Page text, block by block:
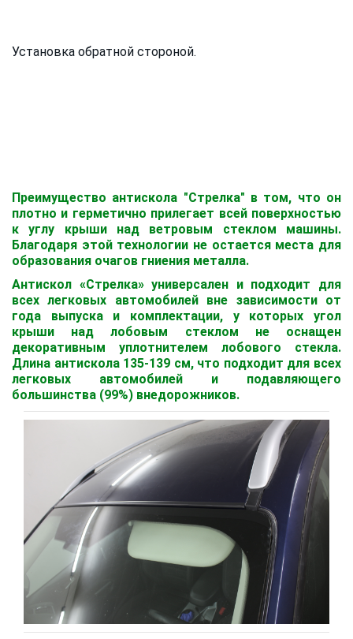
Установка обратной стороной.
Преимущество антискола "Стрелка" в том, что он
плотно и герметично прилегает всей поверхностью
к углу крыши над ветровым стеклом машины.
Благодаря этой технологии не остается места для
образования очагов гниения металла.
Антискол «Стрелка» универсален и подходит для
всех легковых автомобилей вне зависимости от
года выпуска и комплектации, у которых угол
крыши над лобовым стеклом не оснащен
декоративным уплотнителем лобового стекла.
Длина антискола 135-139 см, что подходит для всех
легковых автомобилей и подавляющего
большинства (99%) внедорожников.